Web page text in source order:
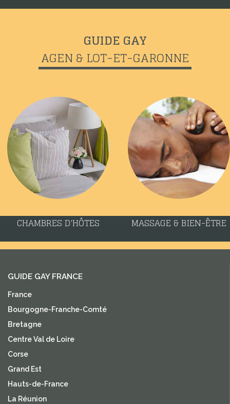
GUIDE GAY
AGEN & LOT-ET-GARONNE
CHAMBRES D'HÔTES MASSAGE & BIEN-ÊTRE
GUIDE GAY FRANCE
France
Bourgogne-Franche-Comté
Bretagne
Centre Val de Loire
Corse
Grand Est
Hauts-de-France
La Réunion